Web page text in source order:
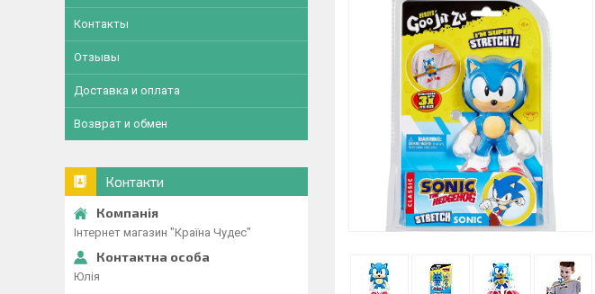
Контакты
Отзывы
Доставка и оплата
Возврат и обмен
Контакти
Інтернет магазин "Країна Чудес"
Юлія